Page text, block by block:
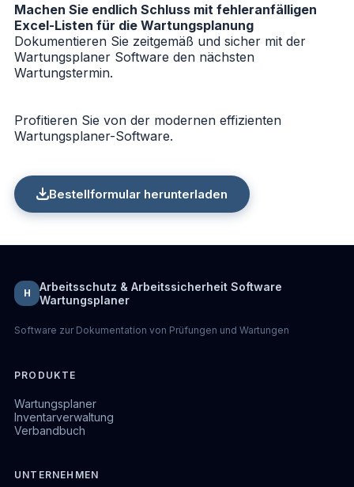
Machen Sie endlich Schluss mit fehleranfälligen
Excel-Listen für die Wartungsplanung
Dokumentieren Sie zeitgemäß und sicher mit der
Wartungsplaner Software den nächsten
Wartungstermin.
Profitieren Sie von der modernen effizienten
Wartungsplaner-Software.
Bestellformular herunterladen
H
Arbeitsschutz & Arbeitssicherheit Software
Wartungsplaner
Software zur Dokumentation von Prüfungen und Wartungen
PRODUKTE
Wartungsplaner
Inventarverwaltung
Verbandbuch
UNTERNEHMEN